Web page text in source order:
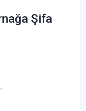
Şifa